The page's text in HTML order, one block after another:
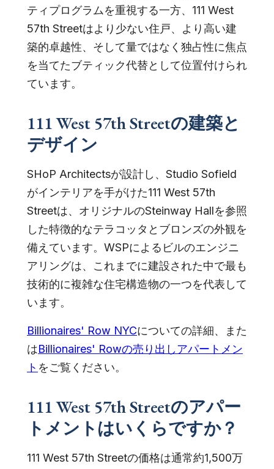
ティプログラムを重視する一方、111 West
57th Streetはより少ない住戸、より高い建
築的卓越性、そして量ではなく独占性に焦点
を当てたブティック代替として位置付けられ
ています。
111 West 57th Streetの建築と
デザイン
SHoP Architectsが設計し、Studio Sofield
がインテリアを手がけた111 West 57th
Streetは、オリジナルのSteinway Hallを参照
した特徴的なテラコッタとブロンズの外観を
備えています。WSPによるビルのエンジニ
アリングは、これまでに建設された中で最も
技術的に複雑な住宅構造物の一つを代表して
います。
Billionaires' Row NYCについての詳細、また
はBillionaires' Rowの売り出しアパートメン
ト をご覧ください。
111 West 57th Streetのアパー
トメントはいくらですか？
111 West 57th Streetの価格は通常約1,500万